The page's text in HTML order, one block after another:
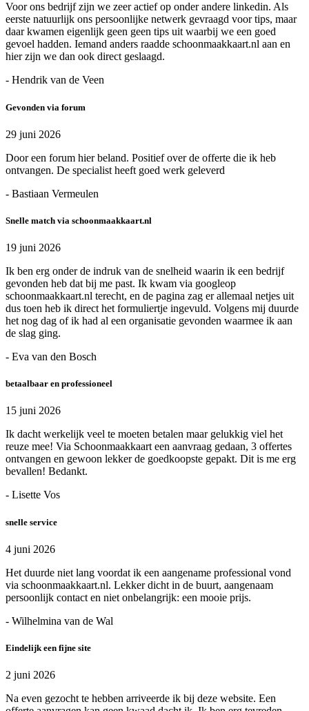
Voor ons bedrijf zijn we zeer actief op onder andere linkedin. Als
eerste natuurlijk ons persoonlijke netwerk gevraagd voor tips, maar
daar kwamen eigenlijk geen geen tips uit waarbij we een goed
gevoel hadden. Iemand anders raadde schoonmaakkaart.nl aan en
hier zijn we dan ook direct geslaagd.
- Hendrik van de Veen
Gevonden via forum
29 juni 2026
Door een forum hier beland. Positief over de offerte die ik heb
ontvangen. De specialist heeft goed werk geleverd
- Bastiaan Vermeulen
Snelle match via schoonmaakkaart.nl
19 juni 2026
Ik ben erg onder de indruk van de snelheid waarin ik een bedrijf
gevonden heb dat bij me past. Ik kwam via googleop
schoonmaakkaart.nl terecht, en de pagina zag er allemaal netjes uit
dus toen heb ik direct het formuliertje ingevuld. Volgens mij duurde
het nog dag of ik had al een organisatie gevonden waarmee ik aan
de slag ging.
- Eva van den Bosch
betaalbaar en professioneel
15 juni 2026
Ik dacht werkelijk veel te moeten betalen maar gelukkig viel het
reuze mee! Via Schoonmaakkaart een aanvraag gedaan, 3 offertes
ontvangen en gewoon lekker de goedkoopste gepakt. Dit is me erg
bevallen! Bedankt.
- Lisette Vos
snelle service
4 juni 2026
Het duurde niet lang voordat ik een aangename professional vond
via schoonmaakkaart.nl. Lekker dicht in de buurt, aangenaam
persoonlijk contact en niet onbelangrijk: een mooie prijs.
- Wilhelmina van de Wal
Eindelijk een fijne site
2 juni 2026
Na even gezocht te hebben arriveerde ik bij deze website. Een